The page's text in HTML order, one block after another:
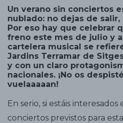
Un verano sin conciertos
nublado: no dejas de
Por eso hay que celebrar
freno este mes de julio y
cartelera musical se
Jardins Terramar de
y con un claro
nacionales. ¡No os
vuelaaaaan!
En serio, si estáis
conciertos previstos para